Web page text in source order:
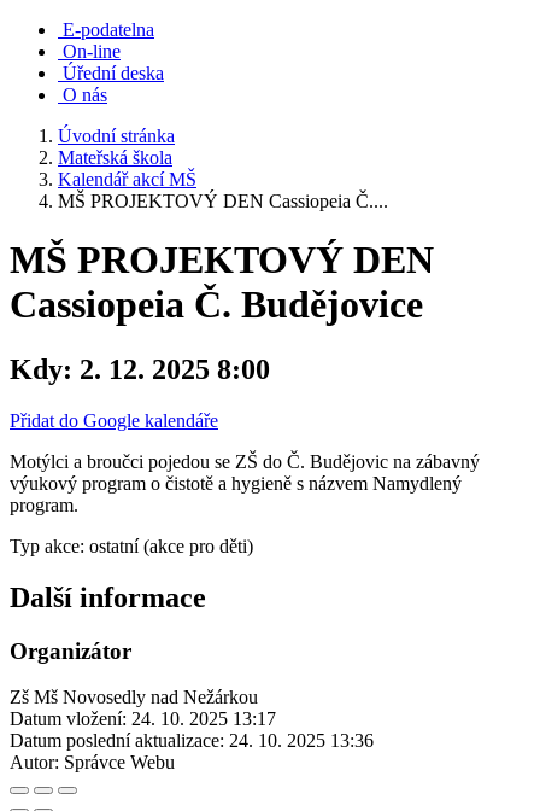
E-podatelna
On-line
Úřední deska
O nás
Úvodní stránka
Mateřská škola
Kalendář akcí MŠ
MŠ PROJEKTOVÝ DEN Cassiopeia Č....
MŠ PROJEKTOVÝ DEN
Cassiopeia Č. Budějovice
Kdy: 2. 12. 2025 8:00
Přidat do Google kalendáře
Motýlci a broučci pojedou se ZŠ do Č. Budějovic na zábavný
výukový program o čistotě a hygieně s názvem Namydlený
program.
Typ akce: ostatní (akce pro děti)
Další informace
Organizátor
Zš Mš Novosedly nad Nežárkou
Datum vložení: 24. 10. 2025 13:17
Datum poslední aktualizace: 24. 10. 2025 13:36
Autor: Správce Webu